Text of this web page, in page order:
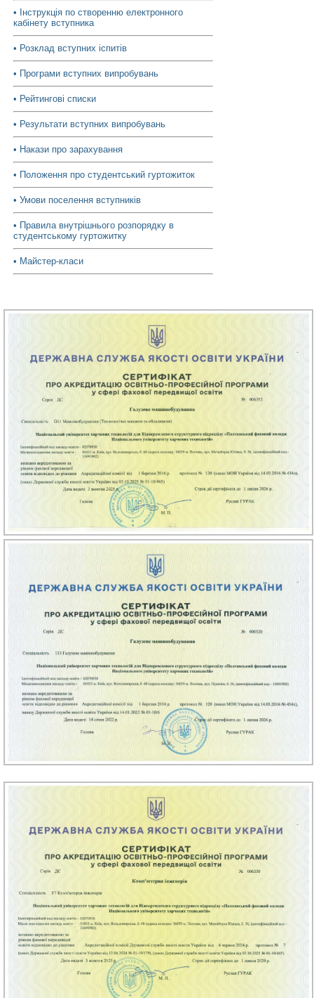
• Інструкція по створенню електронного
кабінету вступника
• Розклад вступних іспитів
• Програми вступних випробувань
• Рейтингові списки
• Результати вступних випробувань
• Накази про зарахування
• Положення про студентський гуртожиток
• Умови поселення вступників
• Правила внутрішнього розпорядку в
студентському гуртожитку
• Майстер-класи